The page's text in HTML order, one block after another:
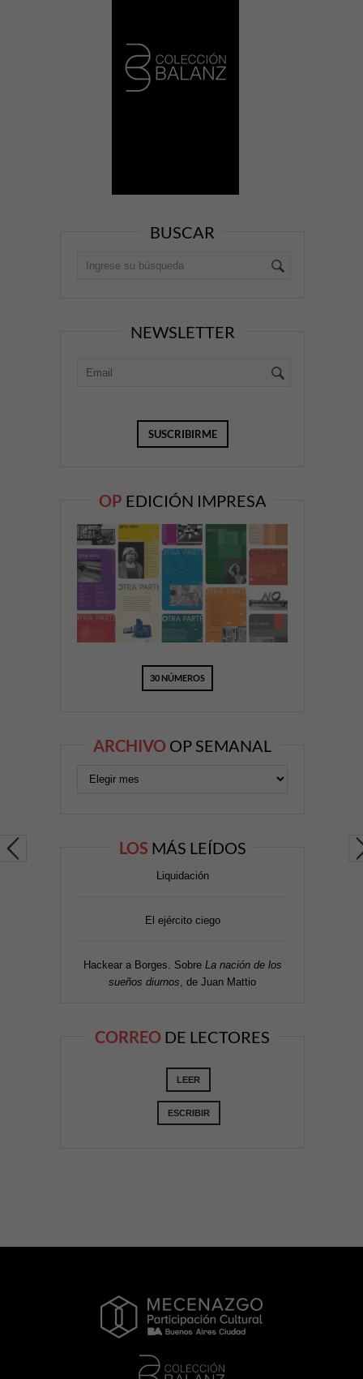
BUSCAR
NEWSLETTER
OP EDICIÓN IMPRESA
30 NÚMEROS
ARCHIVO OP SEMANAL
LOS MÁS LEÍDOS
Liquidación
El ejército ciego
Hackear a Borges. Sobre La nación de los
sueños diurnos , de Juan Mattio
CORREO DE LECTORES
LEER
ESCRIBIR